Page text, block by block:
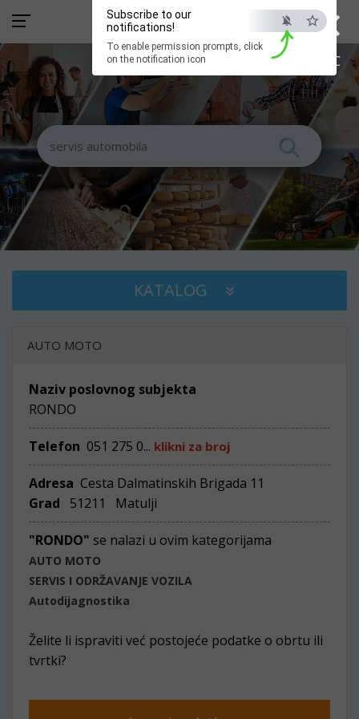
×
ESC
Subscribe to our
notifications!
To enable permission prompts, click
on the notification icon
KATALOG
AUTO MOTO
Naziv poslovnog subjekta
RONDO
Telefon 051 275 0... klikni za broj
Adresa Cesta Dalmatinskih Brigada 11
Grad
51211 Matulji
"RONDO" se nalazi u ovim kategorijama
AUTO MOTO
SERVIS I ODRŽAVANJE VOZILA
Autodijagnostika
Želite li ispraviti već postojeće podatke o obrtu ili
tvrtki?